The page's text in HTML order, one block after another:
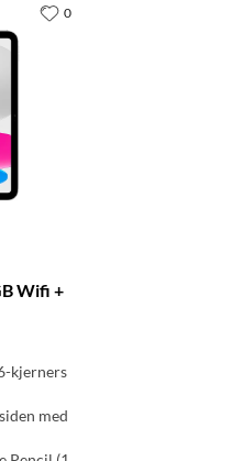
Wifi +
kjerners
med
0